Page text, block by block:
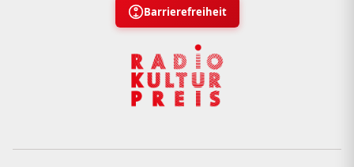
Barrierefreiheit